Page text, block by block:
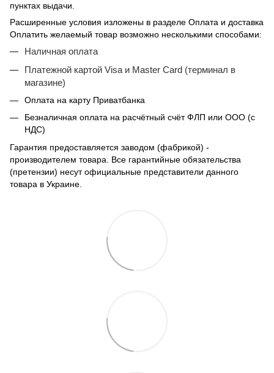
пунктах выдачи.
Расширенные условия изложены в разделе Оплата и доставка
Оплатить желаемый товар возможно несколькими способами:
Наличная оплата
Платежной картой Visa и Master Card (терминал в
магазине)
Оплата на карту Приватбанка
Безналичная оплата на расчётный счёт ФЛП или ООО (с
НДС)
Гарантия предоставляется заводом (фабрикой) -
производителем товара. Все гарантийные обязательства
(претензии) несут официальные представители данного
товара в Украине.